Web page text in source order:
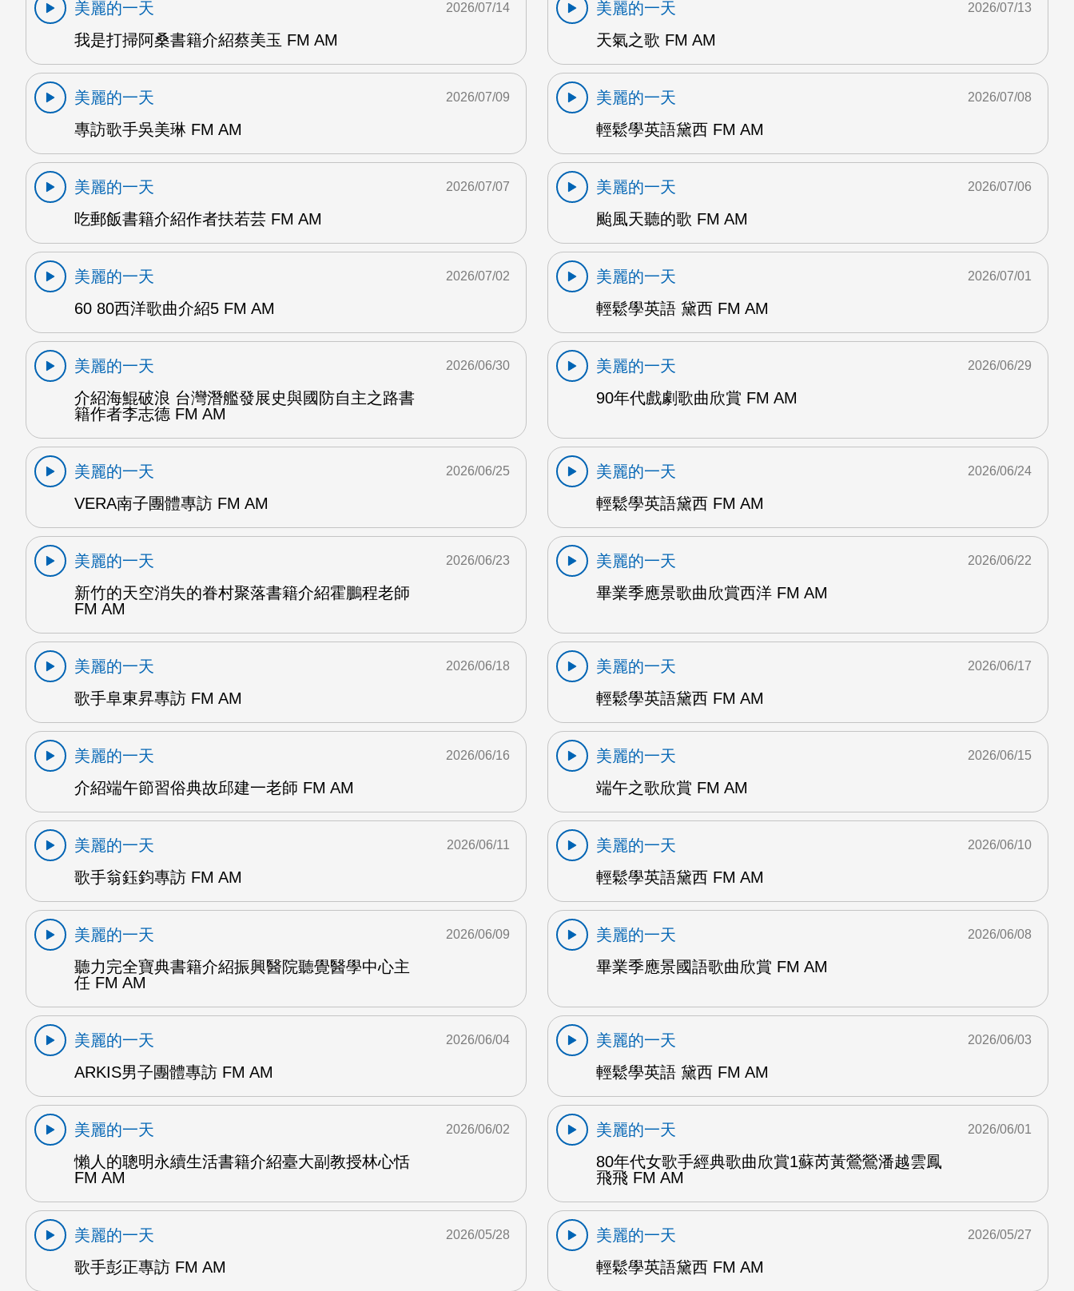
美麗的一天
我是打掃阿桑書籍介紹蔡美玉 FM AM
2026/07/14
美麗的一天
天氣之歌 FM AM
2026/07/13
美麗的一天
專訪歌手吳美琳 FM AM
2026/07/09
美麗的一天
輕鬆學英語黛西 FM AM
2026/07/08
美麗的一天
吃郵飯書籍介紹作者扶若芸 FM AM
2026/07/07
美麗的一天
颱風天聽的歌 FM AM
2026/07/06
美麗的一天
60 80西洋歌曲介紹5 FM AM
2026/07/02
美麗的一天
輕鬆學英語 黛西 FM AM
2026/07/01
美麗的一天
介紹海鯤破浪 台灣潛艦發展史與國防自主之路書
籍作者李志德 FM AM
2026/06/30
美麗的一天
90年代戲劇歌曲欣賞 FM AM
2026/06/29
美麗的一天
VERA南子團體專訪 FM AM
2026/06/25
美麗的一天
輕鬆學英語黛西 FM AM
2026/06/24
美麗的一天
新竹的天空消失的眷村聚落書籍介紹霍鵬程老師
FM AM
2026/06/23
美麗的一天
畢業季應景歌曲欣賞西洋 FM AM
2026/06/22
美麗的一天
歌手阜東昇專訪 FM AM
2026/06/18
美麗的一天
輕鬆學英語黛西 FM AM
2026/06/17
美麗的一天
介紹端午節習俗典故邱建一老師 FM AM
2026/06/16
美麗的一天
端午之歌欣賞 FM AM
2026/06/15
美麗的一天
歌手翁鈺鈞專訪 FM AM
2026/06/11
美麗的一天
輕鬆學英語黛西 FM AM
2026/06/10
美麗的一天
聽力完全寶典書籍介紹振興醫院聽覺醫學中心主
任 FM AM
2026/06/09
美麗的一天
畢業季應景國語歌曲欣賞 FM AM
2026/06/08
美麗的一天
ARKIS男子團體專訪 FM AM
2026/06/04
美麗的一天
輕鬆學英語 黛西 FM AM
2026/06/03
美麗的一天
懶人的聰明永續生活書籍介紹臺大副教授林心恬
FM AM
2026/06/02
美麗的一天
80年代女歌手經典歌曲欣賞1蘇芮黃鶯鶯潘越雲鳳
飛飛 FM AM
2026/06/01
美麗的一天
歌手彭正專訪 FM AM
2026/05/28
美麗的一天
輕鬆學英語黛西 FM AM
2026/05/27